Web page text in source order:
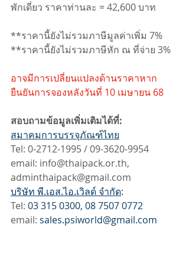
พักเดี่ยว ราคาท่านละ = 42,600 บาท
**ราคานี้ยังไม่รวมภาษีมูลค่าเพิ่ม 7%
**ราคานี้ยังไม่รวมภาษีหัก ณ ที่จ่าย 3%
อาจมีการเปลี่ยนแปลงด้านราคาหาก
ยืนยันการจองหลังวันที่ 10 เมษายน 68
สอบถามข้อมูลเพิ่มเติมได้ที่:
สมาคมการบรรจุภัณฑ์ไทย
Tel: 0-2712-1995 / 09-3620-9954
email: info@thaipack.or.th,
adminthaipack@gmail.com
บริษัท พี.เอส.ไอ.เวิลด์ จำกัด:
Tel: 03 315 0300, 08 7507 0772
email: sales.psiworld@gmail.com